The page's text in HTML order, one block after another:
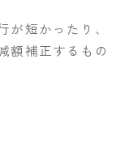
短かったり、
額補正するもの